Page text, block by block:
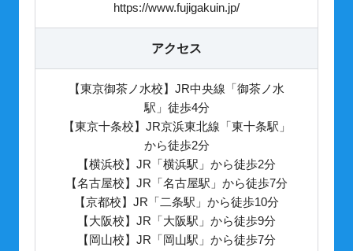
https://www.fujigakuin.jp/
アクセス
【東京御茶ノ水校】JR中央線「御茶ノ水
駅」徒歩4分
【東京十条校】JR京浜東北線「東十条駅」
から徒歩2分
【横浜校】JR「横浜駅」から徒歩2分
【名古屋校】JR「名古屋駅」から徒歩7分
【京都校】JR「二条駅」から徒歩10分
【大阪校】JR「大阪駅」から徒歩9分
【岡山校】JR「岡山駅」から徒歩7分